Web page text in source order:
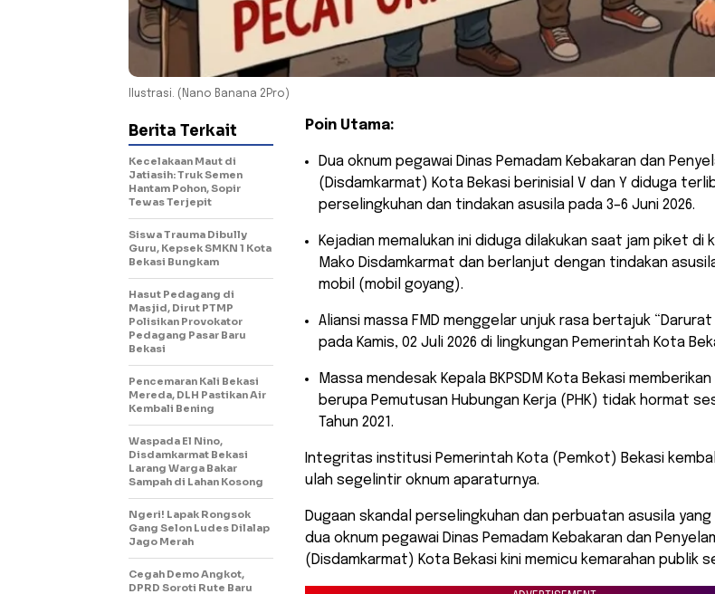
Ilustrasi. (Nano Banana 2Pro)
Poin Utama:
​Dua oknum pegawai Dinas Pemadam Kebakaran dan
(Disdamkarmat) Kota Bekasi berinisial V dan Y diduga
perselingkuhan dan tindakan asusila pada 3–6 Juni 2026.
​Kejadian memalukan ini diduga dilakukan saat jam piket di
Mako Disdamkarmat dan berlanjut dengan tindakan
mobil (mobil goyang).
​Aliansi massa FMD menggelar unjuk rasa bertajuk
pada Kamis, 02 Juli 2026 di lingkungan Pemerintah Kota
​Massa mendesak Kepala BKPSDM Kota Bekasi
berupa Pemutusan Hubungan Kerja (PHK) tidak hormat
Tahun 2021.
Integritas institusi Pemerintah Kota (Pemkot) Bekasi
ulah segelintir oknum aparaturnya.
Dugaan skandal perselingkuhan dan perbuatan asusila
dua oknum pegawai Dinas Pemadam Kebakaran dan
(Disdamkarmat) Kota Bekasi kini memicu kemarahan publik
Berita Terkait
Kecelakaan Maut di
Jatiasih: Truk Semen
Hantam Pohon, Sopir
Tewas Terjepit
Siswa Trauma Dibully
Guru, Kepsek SMKN 1 Kota
Bekasi Bungkam
Hasut Pedagang di
Masjid, Dirut PTMP
Polisikan Provokator
Pedagang Pasar Baru
Bekasi
Pencemaran Kali Bekasi
Mereda, DLH Pastikan Air
Kembali Bening
Waspada El Nino,
Disdamkarmat Bekasi
Larang Warga Bakar
Sampah di Lahan Kosong
Ngeri! Lapak Rongsok
Gang Selon Ludes Dilalap
Jago Merah
Cegah Demo Angkot,
DPRD Soroti Rute Baru